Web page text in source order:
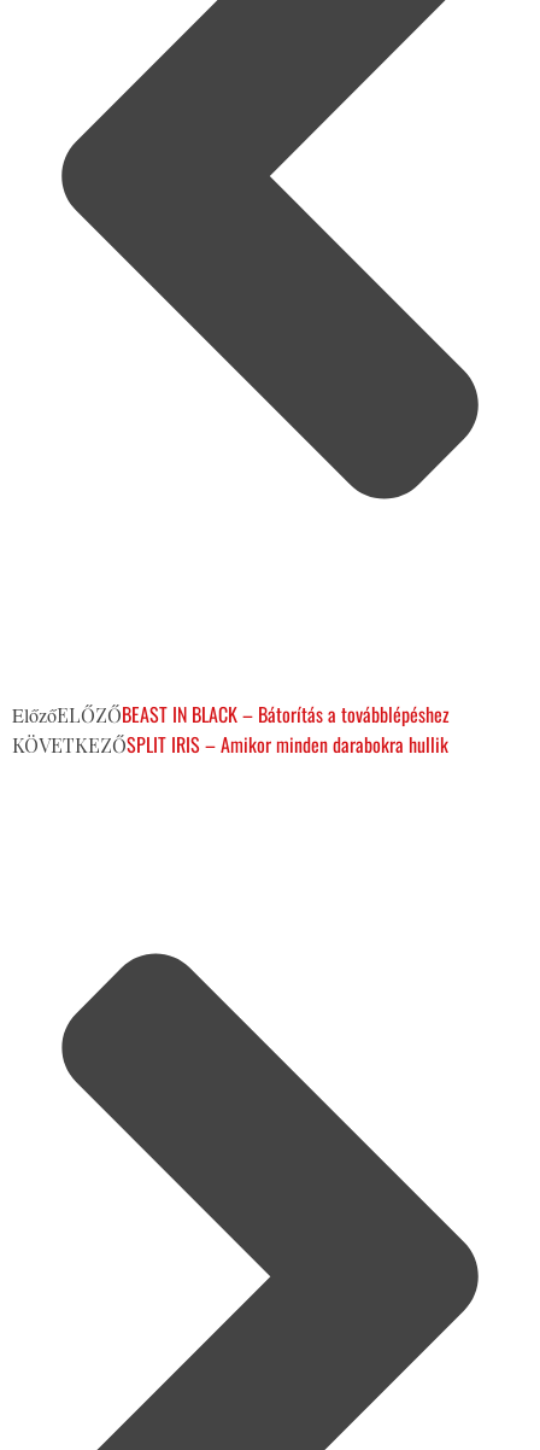
ElőzőELŐZŐBEAST IN BLACK – Bátorítás a továbblépéshez
KÖVETKEZŐSPLIT IRIS – Amikor minden darabokra hullik